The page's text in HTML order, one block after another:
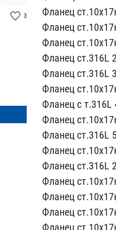
favorite_border 3
Фланец
Фла​нец
Фланец
Фланец ст.316L
Фланец ст.316L
​Фланец
Фланец с т.316L
Фланец
Фланец ст.316L
Фланец
Фланец ст.316L
Фланец
Фланец
Фланец
Фланец